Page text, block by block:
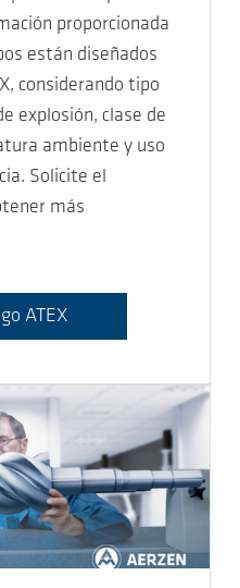
proporcionada
están diseñados
considerando tipo
explosión, clase de
ambiente y uso
Solicite el
más
ATEX